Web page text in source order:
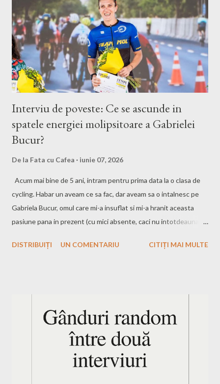
Interviu de poveste: Ce se ascunde in
spatele energiei molipsitoare a Gabrielei
Bucur?
De la Fata cu Cafea iunie 07, 2026
Acum mai bine de 5 ani, intram pentru prima data la o clasa de
cycling. Habar un aveam ce sa fac, dar aveam sa o intalnesc pe
Gabriela Bucur, omul care mi-a insuflat si mi-a hranit aceasta
pasiune pana in prezent (cu mici absente, caci nu intotdeauna
Gabriela este o inspiratie nu doar pentru mine, ci pentru sute de
crosetate manual si pana la dinamica unui curs de voiceover
pentru reclame, Gabriela ne arata ca poti fi absolut tot ce iti
doresti sa fii. Va las in compania unui interviu sincer si plin de
motivatie. - Gabriela, povestea ta incepe intr-un punct in
DISTRIBUIȚI UN COMENTARIU CITIȚI MAI MULTE